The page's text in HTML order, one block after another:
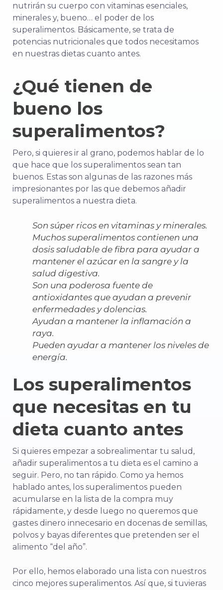
nutrirán su cuerpo con vitaminas esenciales,
minerales y, bueno… el poder de los
superalimentos. Básicamente, se trata de
potencias nutricionales que todos necesitamos
en nuestras dietas cuanto antes.
¿Qué tienen de
bueno los
superalimentos?
Pero, si quieres ir al grano, podemos hablar de lo
que hace que los superalimentos sean tan
buenos. Estas son algunas de las razones más
impresionantes por las que debemos añadir
superalimentos a nuestra dieta.
Son súper ricos en vitaminas y minerales.
Muchos superalimentos contienen una
dosis saludable de fibra para ayudar a
mantener el azúcar en la sangre y la
salud digestiva.
Son una poderosa fuente de
antioxidantes que ayudan a prevenir
enfermedades y dolencias.
Ayudan a mantener la inflamación a
raya.
Pueden ayudar a mantener los niveles de
energía.
Los superalimentos
que necesitas en tu
dieta cuanto antes
Si quieres empezar a sobrealimentar tu salud,
añadir superalimentos a tu dieta es el camino a
seguir. Pero, no tan rápido. Como ya hemos
hablado antes, los superalimentos pueden
acumularse en la lista de la compra muy
rápidamente, y desde luego no queremos que
gastes dinero innecesario en docenas de semillas,
polvos y bayas diferentes que pretenden ser el
alimento “del año”.
Por ello, hemos elaborado una lista con nuestros
cinco mejores superalimentos. Así que, si tuvieras